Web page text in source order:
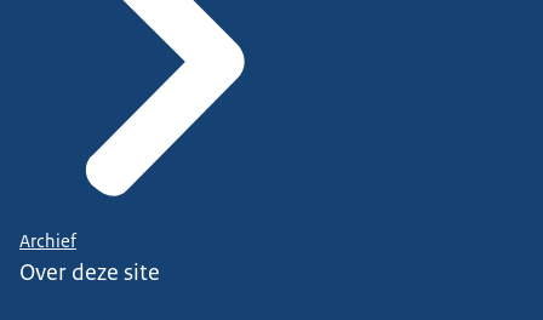
Archief
Over deze site